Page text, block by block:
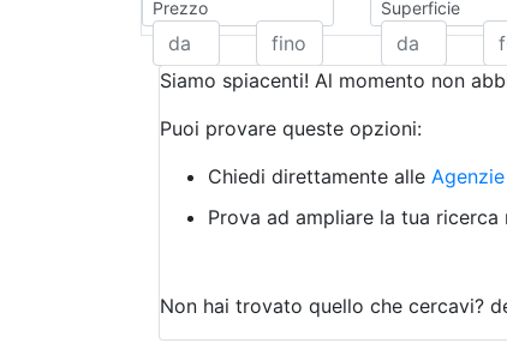
Prezzo Superficie
Siamo spiacenti! Al momento non
Puoi provare queste opzioni:
Chiedi direttamente alle
Prova ad ampliare la tua
Non hai trovato quello che cercavi?